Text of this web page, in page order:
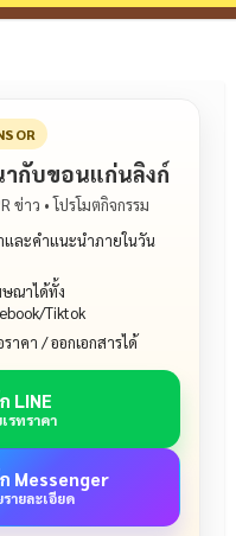
กับขอนแก่นลิงก์
ข่าว • โปรโมตกิจกรรม
าและคำแนะนำภายในวัน
ษณาได้ทั้ง
Tiktok
ราคา / ออกเอกสารได้
LINE
รทราคา
Messenger
ายละเอียด